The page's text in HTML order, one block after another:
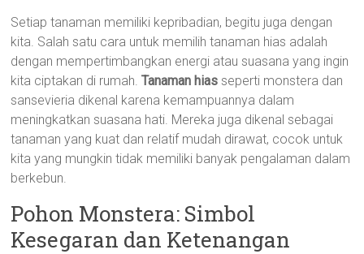
Setiap tanaman memiliki kepribadian, begitu juga dengan
kita. Salah satu cara untuk memilih tanaman hias adalah
dengan mempertimbangkan energi atau suasana yang ingin
kita ciptakan di rumah.Tanaman hias seperti monstera dan
sansevieria dikenal karena kemampuannya dalam
meningkatkan suasana hati. Mereka juga dikenal sebagai
tanaman yang kuat dan relatif mudah dirawat, cocok untuk
kita yang mungkin tidak memiliki banyak pengalaman dalam
berkebun.
Pohon Monstera: Simbol
Kesegaran dan Ketenangan